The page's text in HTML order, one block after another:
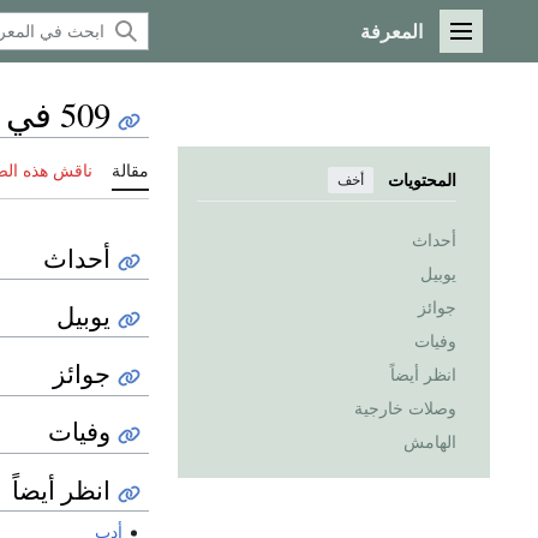
القائمة الرئيسية
المعرفة
المحتويات أخف
أحداث
يوبيل
جوائز
وفيات
انظر أيضاً
وصلات خارجية
الهامش
509 في الأدب
مقالة ناقش هذه
أحداث
يوبيل
جوائز
وفيات
انظر أيضاً
أدب